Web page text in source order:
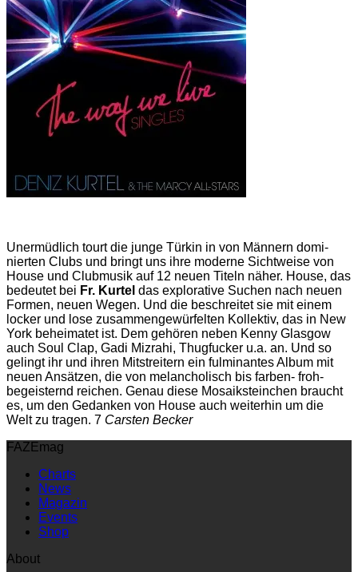
Unermüdlich tourt die junge Türkin in von Männern domi-
nierten Clubs und bringt uns ihre moderne Sichtweise von
House und Clubmusik auf 12 neuen Titeln näher. House, das
bedeutet bei Fr. Kurtel das explorative Suchen nach neuen
Formen, neuen Wegen. Und die beschreitet sie mit einem
locker und lose zusammengewürfelten Kollektiv, das in New
York beheimatet ist. Dem gehören neben Kenny Glasgow
auch Soul Clap, Gadi Mizrahi, Thugfucker u.a. an. Und so
gelingt ihr und ihren Mitstreitern ein fulminantes Album mit
neuen Ansätzen, die von melancholisch bis farben- froh-
begeisternd reichen. Genau diese Mosaiksteinchen braucht
es, um den Gedanken von House auch weiterhin um die
Welt zu tragen. 7 Carsten Becker
FAZEmag
Charts
News
Magazin
Events
Shop
About